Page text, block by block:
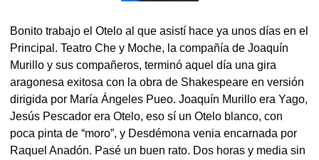
Bonito trabajo el Otelo al que asistí hace ya unos días en el
Principal. Teatro Che y Moche, la compañía de Joaquín
Murillo y sus compañeros, terminó aquel día una gira
aragonesa exitosa con la obra de Shakespeare en versión
dirigida por María Ángeles Pueo. Joaquín Murillo era Yago,
Jesús Pescador era Otelo, eso sí un Otelo blanco, con
poca pinta de “moro”, y Desdémona venia encarnada por
Raquel Anadón. Pasé un buen rato. Dos horas y media sin